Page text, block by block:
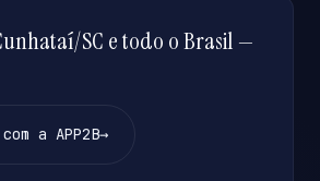
SC e todo o Brasil —
a APP2B→